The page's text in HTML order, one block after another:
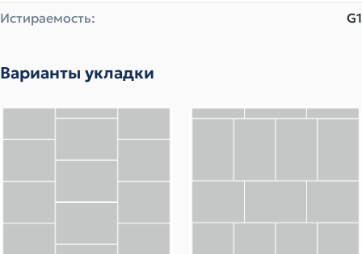
Истираемость:
G1
Варианты укладки